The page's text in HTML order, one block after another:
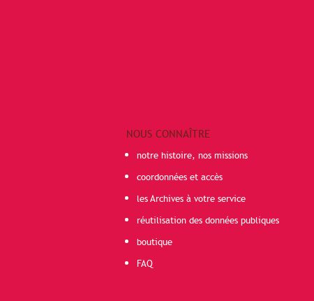
NOUS CONNAÎTRE
notre histoire, nos missions
coordonnées et accès
les Archives à votre service
réutilisation des données publiques
boutique
FAQ